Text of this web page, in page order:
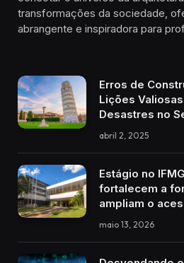
transformações da sociedade,
abrangente e inspiradora para
Erros de
Lições
Desastres no
abril 2, 2025
Estágio no
fortalecem a
ampliam o
maio 13, 2026